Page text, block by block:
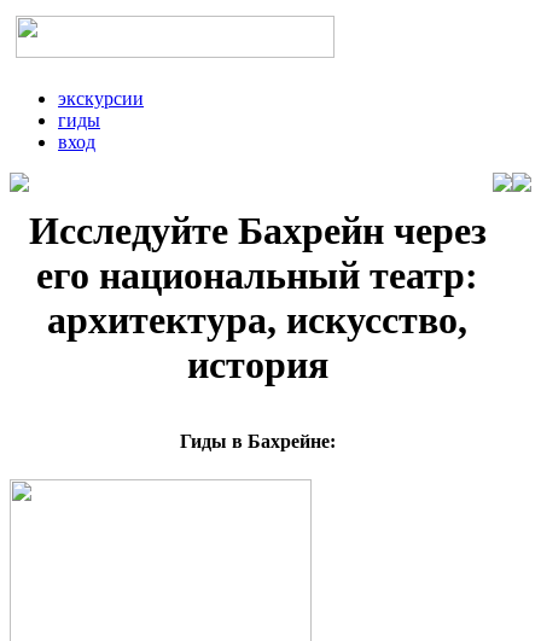
экскурсии
гиды
вход
Исследуйте Бахрейн через
его национальный театр:
архитектура, искусство,
история
Гиды в Бахрейне: